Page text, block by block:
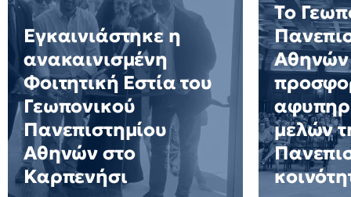
Εγκαινιάστηκε η
ανακαινισμένη
Φοιτητική Εστία του
Γεωπονικού
Πανεπιστημίου
Αθηνών στο
Καρπενήσι
Το
Αθηνών
μελών